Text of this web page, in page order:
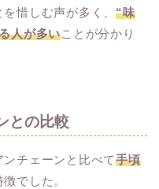
惜しむ声が多く、“味
人が多いことが分かり
との比較
ンチェーンと比べて手頃
でした。